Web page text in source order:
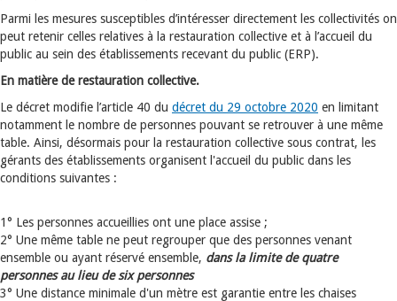
Parmi les mesures susceptibles d’intéresser directement les collectivités on
peut retenir celles relatives à la restauration collective et à l’accueil du
public au sein des établissements recevant du public (ERP).
En matière de restauration collective.
Le décret modifie l’article 40 du décret du 29 octobre 2020 en limitant
notamment le nombre de personnes pouvant se retrouver à une même
table. Ainsi, désormais pour la restauration collective sous contrat, les
gérants des établissements organisent l'accueil du public dans les
conditions suivantes :
1° Les personnes accueillies ont une place assise ;
2° Une même table ne peut regrouper que des personnes venant
ensemble ou ayant réservé ensemble, dans la limite de quatre
personnes au lieu de six personnes
3° Une distance minimale d'un mètre est garantie entre les chaises